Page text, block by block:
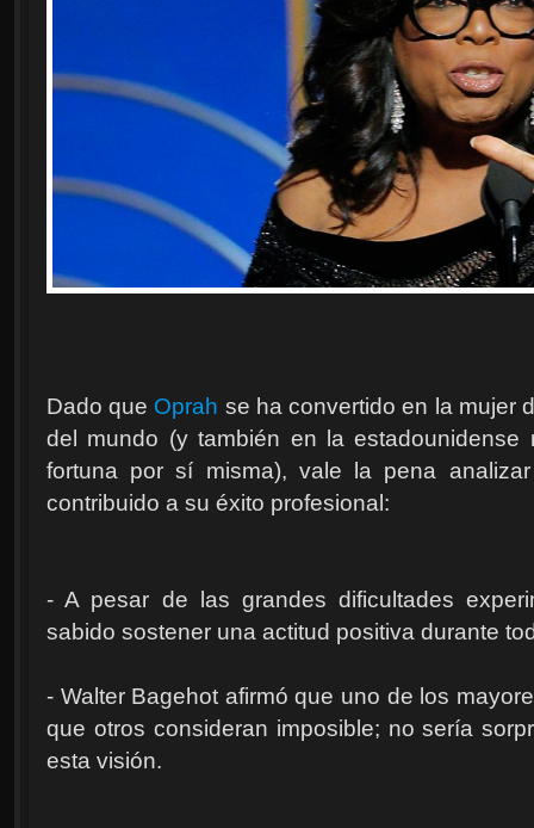
Dado que Oprah se ha convertido en la mujer
del mundo (y también en la
fortuna por sí misma), vale la pena
contribuido a su éxito profesional:
- A pesar de las grandes dificultades
sabido sostener una actitud positiva durante
- Walter Bagehot afirmó que uno de los
que otros consideran imposible; no sería
esta visión.